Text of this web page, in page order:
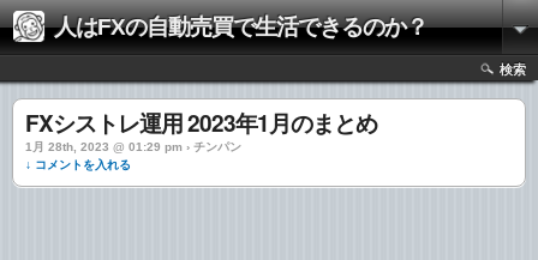
人はFXの自動売買で生活できるのか？
検索
FXシストレ運用 2023年1月のまとめ
1月 28th, 2023 @ 01:29 pm › チンパン
↓ コメントを入れる